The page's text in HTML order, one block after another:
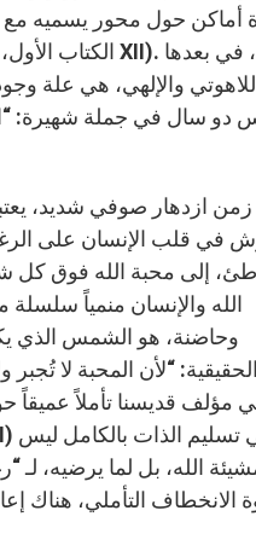
أماكن حول محور يسميه مع
والإلهي، هي علة
دو سال في جملة شهيرة:
ازدهار صوفي شديد،
إلى محبة الله فوق كل
الله والإنسان منمياً
وحاضنة، هو الشمس الذي
الحقيقية: “لأن المحبة لا
الله، بل لما يرضيه، لـ
الانخطاف التأملي، هناك